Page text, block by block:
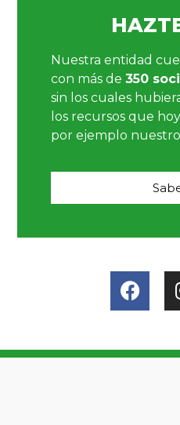
Nuestra entidad
con más de 350
sin los cuales
los recursos que
por ejemplo nuestro